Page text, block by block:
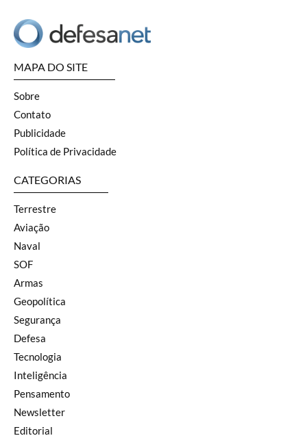
MAPA DO SITE
Sobre
Contato
Publicidade
Política de Privacidade
CATEGORIAS
Terrestre
Aviação
Naval
SOF
Armas
Geopolítica
Segurança
Defesa
Tecnologia
Inteligência
Pensamento
Newsletter
Editorial